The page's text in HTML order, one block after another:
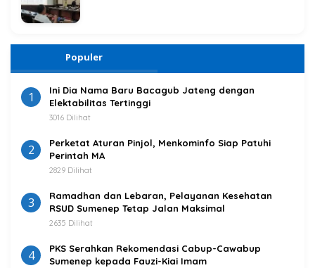
Populer
1
Ini Dia Nama Baru Bacagub Jateng dengan
Elektabilitas Tertinggi
3016 Dilihat
2
Perketat Aturan Pinjol, Menkominfo Siap Patuhi
Perintah MA
2829 Dilihat
3
Ramadhan dan Lebaran, Pelayanan Kesehatan
RSUD Sumenep Tetap Jalan Maksimal
2635 Dilihat
4
PKS Serahkan Rekomendasi Cabup-Cawabup
Sumenep kepada Fauzi-Kiai Imam